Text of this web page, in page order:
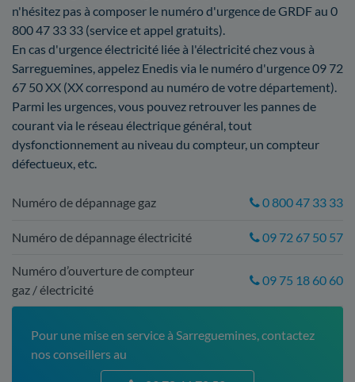
n'hésitez pas à composer le numéro d'urgence de GRDF au 0
800 47 33 33 (service et appel gratuits).
En cas d'urgence électricité liée à l'électricité chez vous à
Sarreguemines, appelez Enedis via le numéro d'urgence 09 72
67 50 XX (XX correspond au numéro de votre département).
Parmi les urgences, vous pouvez retrouver les pannes de
courant via le réseau électrique général, tout
dysfonctionnement au niveau du compteur, un compteur
défectueux, etc.
Numéro de dépannage gaz 0 800 47 33 33
Numéro de dépannage électricité 09 72 67 50 57
Numéro d’ouverture de compteur
gaz / électricité
09 75 18 60 60
Pour une mise en service à Sarreguemines, contactez
nos conseillers au